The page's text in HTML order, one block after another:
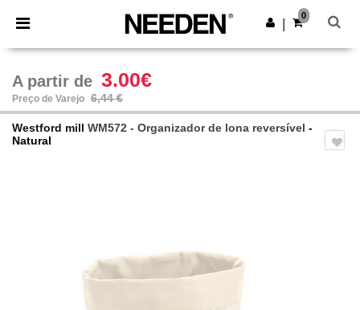
× App Needen
Melhores preços na app!
Obter app
0
A partir de 3.00€
Preço de Varejo 6,44 €
Westford mill WM572 - Organizador de lona reversível -
Natural